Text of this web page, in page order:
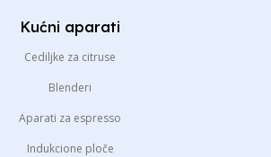
Kućni aparati
Cediljke za citruse
Blenderi
Aparati za espresso
Indukcione ploče